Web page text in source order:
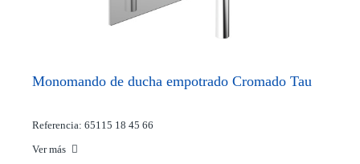
Monomando de ducha empotrado Cromado Tau
Referencia: 65115 18 45 66
Ver más